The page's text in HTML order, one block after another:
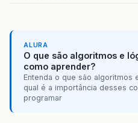
ALURA
O que são algoritmos e
como aprender?
Entenda o que são algoritmos
qual é a importância desses
programar